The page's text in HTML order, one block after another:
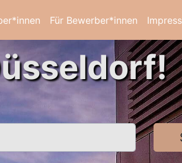
Für Bewerber*innen